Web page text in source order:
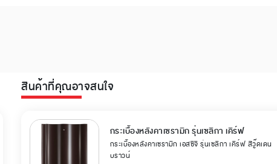
สินค้าที่คุณอาจสนใจ
กระเบื้องหลังคาเซรามิก รุ่นเซลิกา เคิร์ฟ
กระเบื้องหลังคาเซรามิก เอสซีจี รุ่นเซลิกา เคิร์ฟ สีวู๊ดเดน
บราวน์